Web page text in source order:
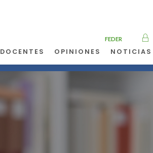
FEDER
DOCENTES OPINIONES NOTICIAS